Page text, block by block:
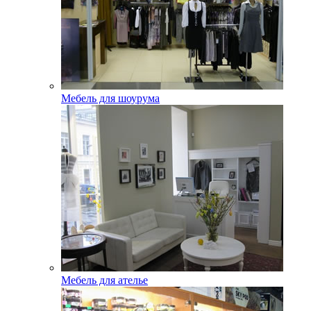
Мебель для шоурума
Мебель для ателье